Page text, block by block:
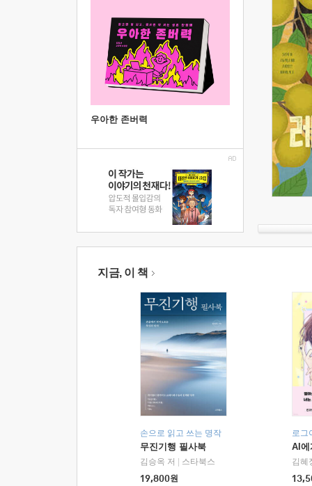
우아한 존버력
지금, 이 책
손으로 읽고 쓰는 명작
무진기행 필사북
김승옥 저
스타북스
19,800원
로그
AI에
김혜